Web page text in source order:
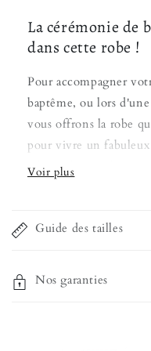
La cérémonie de
dans cette robe !
Pour accompagner
baptême, ou lors
vous offrons la robe
pour vivre un
jolis souliers et le
noble, d'une grande
aucun dérangement.
Guide des tailles
Nos garanties